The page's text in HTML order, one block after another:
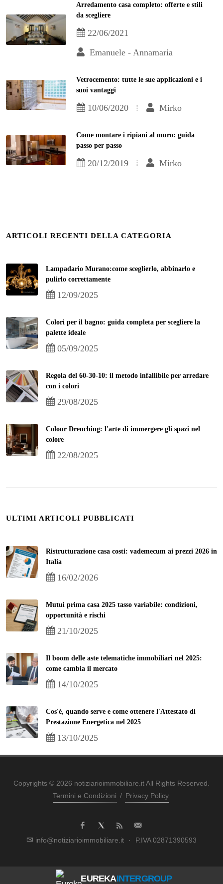
Arredamento casa completo: offerte e stili
da scegliere
22/06/2021
Emanuele - Annamaria
Vetrocemento: tutte le sue applicazioni e i
suoi vantaggi
10/06/2020 Mirko
Come montare i ripiani al muro: guida
passo per passo
20/12/2019 Mirko
ARTICOLI RECENTI DELLA CATEGORIA
Lampadario Murano:come sceglierlo, abbinarlo e
pulirlo correttamente
12/09/2025
Colori per il bagno: guida completa per scegliere la
palette ideale
05/09/2025
Regola del 60-30-10: il metodo infallibile per arredare
con i colori
29/08/2025
Colour Drenching: l'arte di immergere gli spazi nel
colore
22/08/2025
ULTIMI ARTICOLI PUBBLICATI
Ristrutturazione casa costi: vademecum ai prezzi 2026 in
Italia
16/02/2026
Mutui prima casa 2025 tasso variabile: condizioni,
opportunità e rischi
21/10/2025
Il boom delle aste telematiche immobiliari nel 2025:
come cambia il mercato
14/10/2025
Cos'è, quando serve e come ottenere l'Attestato di
Prestazione Energetica nel 2025
13/10/2025
Copyrights © 2026 notiziarioimmobiliare.it All Rights Reserved.
Termini e Condizioni / Privacy Policy
info@notiziarioimmobiliare.it · P.IVA 02871390593
EUREKAINTERGROUP